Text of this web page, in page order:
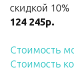
скидкой 10%
124 245р.
Стоимость
Стоимость